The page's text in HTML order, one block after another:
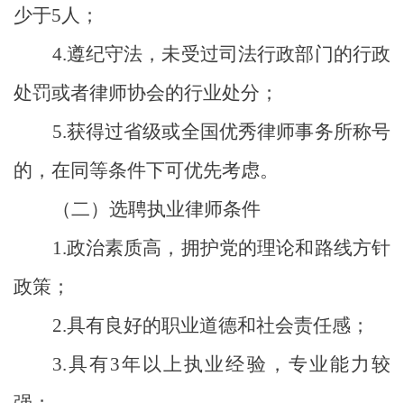
少于5人；
4.遵纪守法，未受过司法行政部门的行政
处罚或者律师协会的行业处分 ；
5.获得过省级或全国优秀律师事务所称号
的，在同等条件下可优先考虑。
（二）选聘执业律师条件
1.政治素质高，拥护党的理论和路线方针
政策；
2.具有良好的职业道德和社会责任感；
3.具有3年以上执业经验，专业能力较